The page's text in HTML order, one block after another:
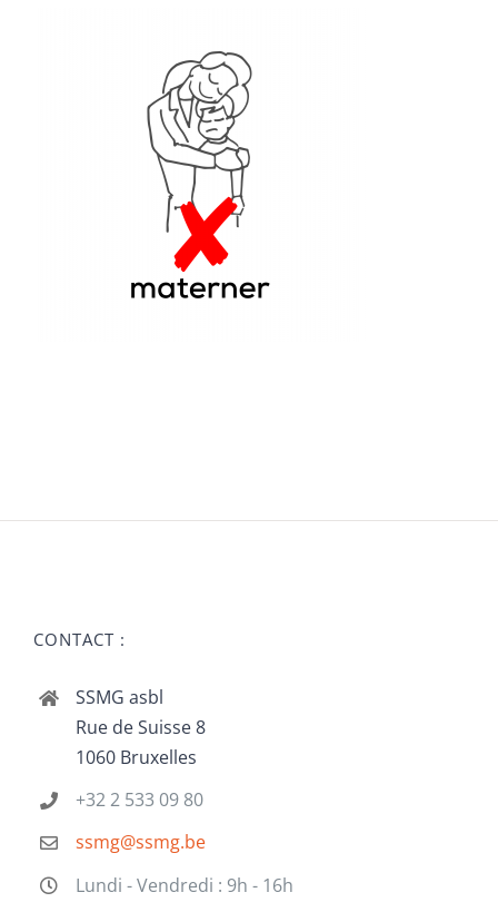
CONTACT :
SSMG asbl
Rue de Suisse 8
1060 Bruxelles
+32 2 533 09 80
ssmg@ssmg.be
Lundi - Vendredi : 9h - 16h